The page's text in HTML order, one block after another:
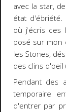
avec la star,
état d'ébriété.
où j'écris ces
posé sur mon
les Stones,
des clins d'oeil
Pendant des
temporaire
d'entrer par